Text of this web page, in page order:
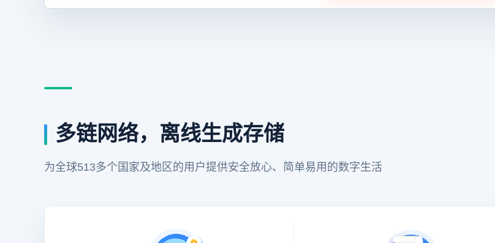
多链网络，离线生成存储
为全球513多个国家及地区的用户提供安全放心、简单易用的数字生活